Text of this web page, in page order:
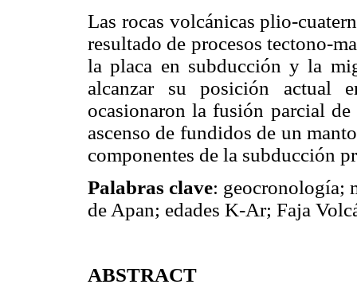
Las rocas volcánicas plio-
resultado de procesos tectono-
la placa en subducción y la
alcanzar su posición actual
ocasionaron la fusión parcial
ascenso de fundidos de un
componentes de la subducción
Palabras clave: geocronología;
de Apan; edades K-Ar; Faja
ABSTRACT